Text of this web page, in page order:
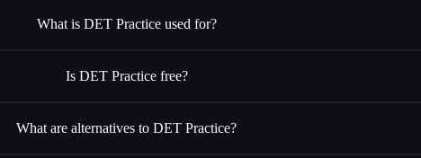
What is DET Practice used for?
Is DET Practice free?
What are alternatives to DET Practice?